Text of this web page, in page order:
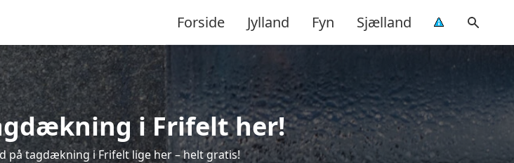
Forside Jylland Fyn Sjælland
i Frifelt her!
på tagdækning i Frifelt lige her – helt gratis!